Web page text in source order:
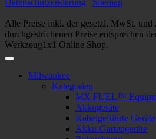
Datenschutzerklärung | Sitemap
Alle Preise inkl. der gesetzl. MwSt. und
durchgestrichenen Preise entsprechen
Werkzeug1x1 Online Shop.
Milwaukee
Kategorien
MX FUEL™
Akkugeräte
Kabelgeführte Geräte
Akku-Gartengeräte